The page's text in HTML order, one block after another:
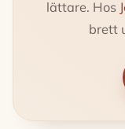
lättare. Hos
brett